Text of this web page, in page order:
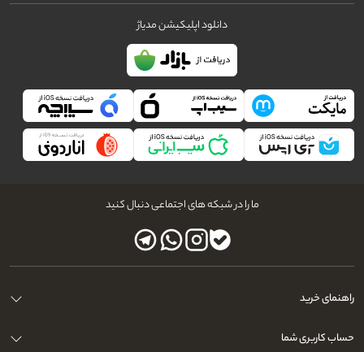
دانلود اپلیکیشن مدیاژ
ما را در شبکه های اجتماعی دنبال کنید
راهنمای خرید
حساب کاربری شما